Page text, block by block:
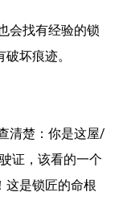
会找有经验的锁
坏痕迹。
清楚：你是这屋/
证，该看的一个
这是锁匠的命根